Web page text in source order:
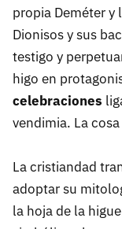
propia Deméter
Dionisos y sus
testigo y
higo en
celebraciones
vendimia. La
La cristiandad
adoptar su
la hoja de la